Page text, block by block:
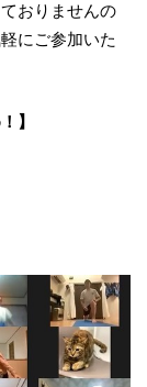
おりませんの
にご参加いた
】